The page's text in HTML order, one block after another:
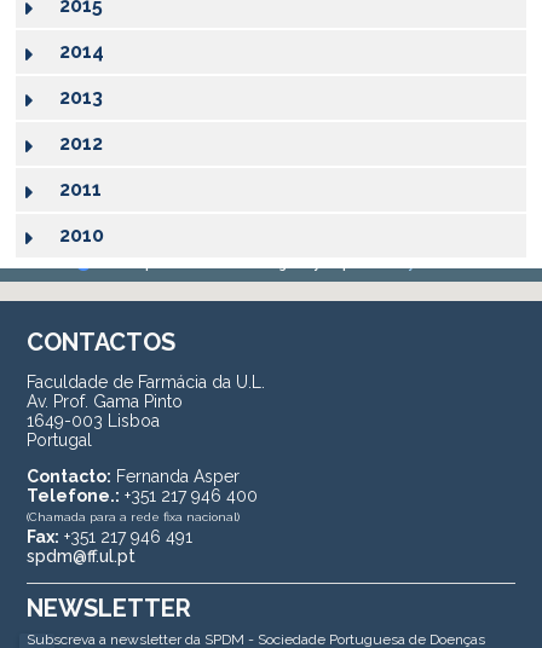
2015
2014
2013
2012
2011
2010
CONTACTOS
Faculdade de Farmácia da U.L.
Av. Prof. Gama Pinto
1649-003 Lisboa
Portugal
Contacto: Fernanda Asper
Telefone.: +351 217 946 400
(Chamada para a rede fixa nacional)
Fax: +351 217 946 491
spdm@ff.ul.pt
NEWSLETTER
Subscreva a newsletter da SPDM - Sociedade Portuguesa de Doenças